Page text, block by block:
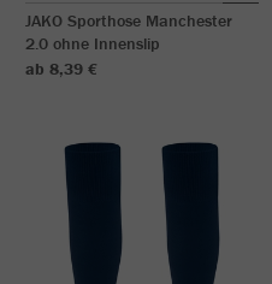
JAKO Sporthose Manchester
2.0 ohne Innenslip
ab 8,39 €